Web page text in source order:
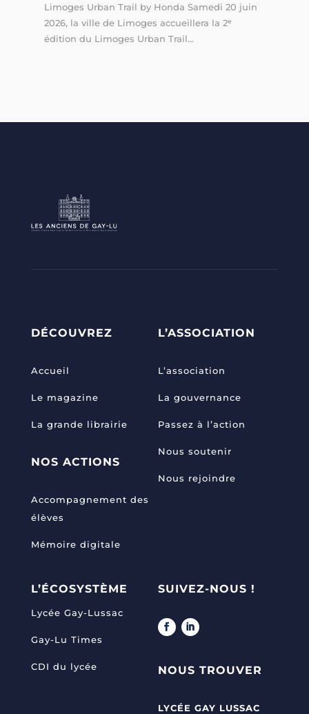
Limoges Urban Trail by Honda Samedi 20 juin
2026, la ville de Limoges accueillera la 2ᵉ
édition du Limoges Urban Trail...
DÉCOUVREZ
Accueil
Le magazine
La grande librairie
NOS ACTIONS
Accompagnement des
élèves
Mémoire digitale
L’ASSOCIATION
L’association
La gouvernance
Passez à l’action
Nous soutenir
Nous rejoindre
L’ÉCOSYSTÈME
Lycée Gay-Lussac
Gay-Lu Times
CDI du lycée
SUIVEZ-NOUS !
NOUS TROUVER
LYCÉE GAY LUSSAC